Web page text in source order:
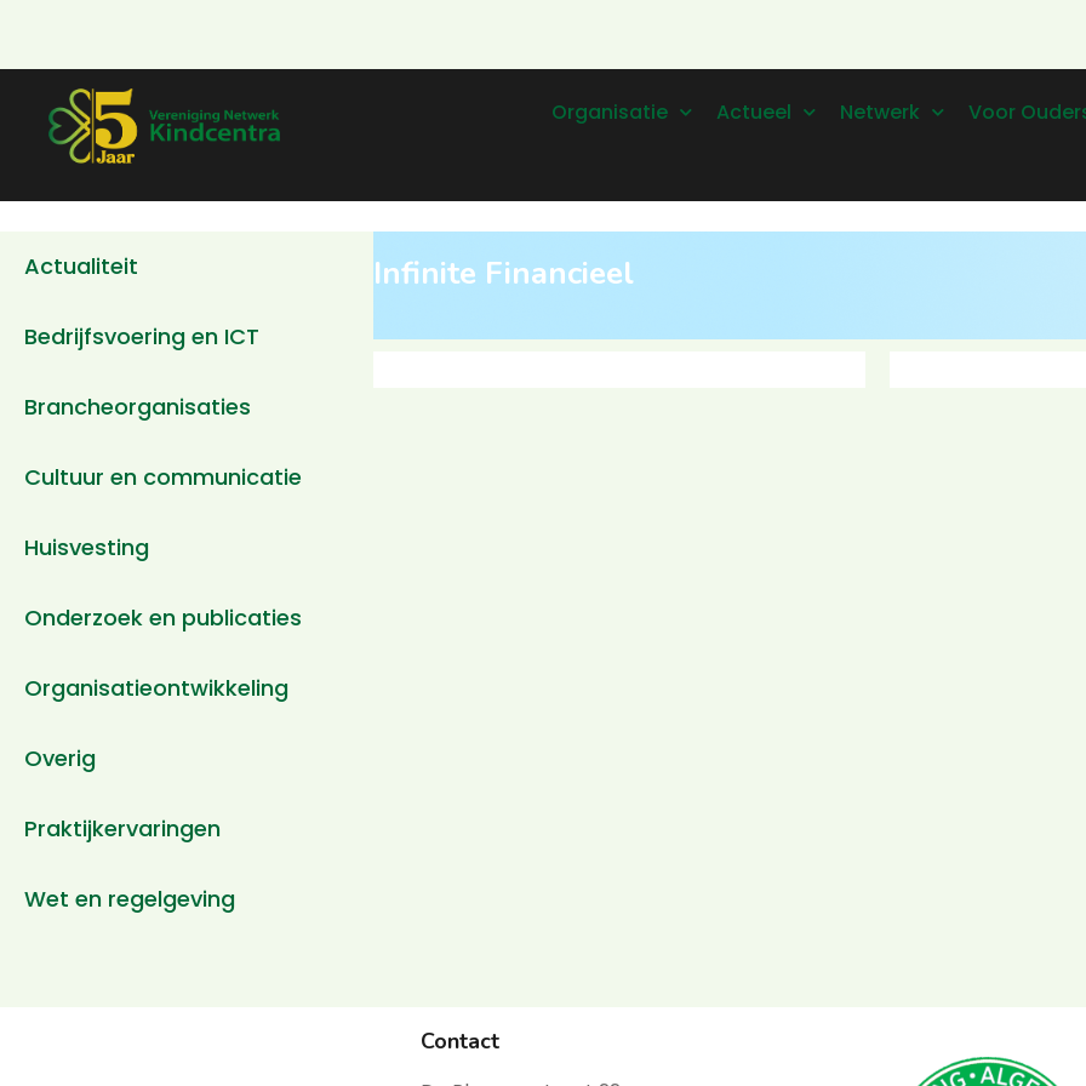
Organisatie Actueel Netwerk Voor
Actualiteit
Bedrijfsvoering en ICT
Brancheorganisaties
Cultuur en communicatie
Huisvesting
Onderzoek en publicaties
Organisatieontwikkeling
Overig
Praktijkervaringen
Wet en regelgeving
Infinite Financieel
Contact